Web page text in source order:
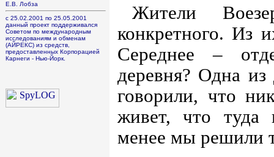
Е.В. Лобза
с 25.02.2001 по 25.05.2001
данный проект поддерживался
Советом по международным
исследованиям и обменам
(АЙРЕКС) из средств,
предоставленных Корпорацией
Карнеги - Нью-Йорк.
Жители
конкретного. Из
Середнее –
деревня? Одна
говорили, что
живет, что туда
менее мы решили